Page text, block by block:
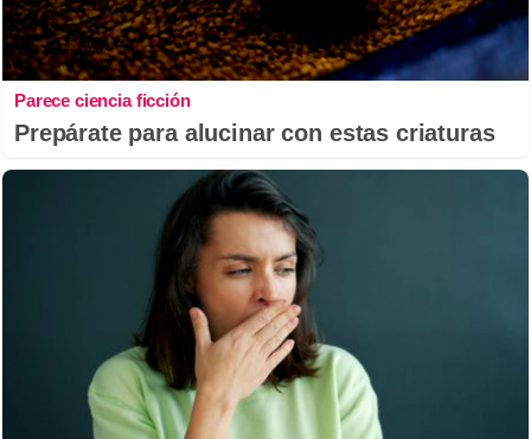
Parece ciencia ficción
Prepárate para alucinar con estas criaturas